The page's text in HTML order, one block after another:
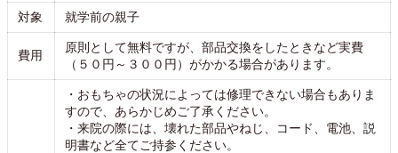
対象 就学前の親子
費用
原則として無料ですが、部品交換をしたときなど実費
（５０円～３００円）がかかる場合があります。
・おもちゃの状況によっては修理できない場合もありま
すので、あらかじめご了承ください。
・来院の際には、壊れた部品やねじ、コード、電池、説
明書など全てご持参ください。